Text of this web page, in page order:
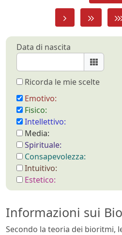
Data di nascita
Ricorda le mie scelte
Emotivo:
Fisico:
Intellettivo:
Media:
Spirituale:
Consapevolezza:
Intuitivo:
Estetico:
Informazioni sui
Secondo la teoria dei bioritmi,